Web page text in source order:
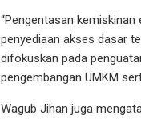
“Pengentasan
penyediaan akses dasar
difokuskan pada
pengembangan UMKM
Wagub Jihan juga